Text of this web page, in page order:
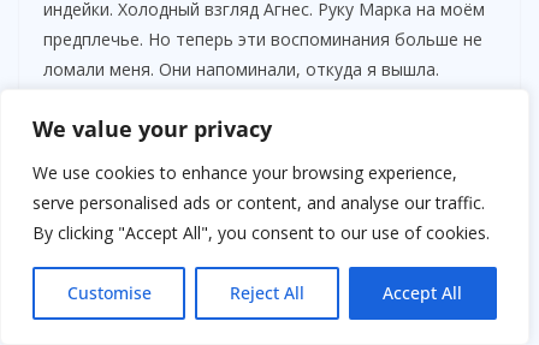
We value your privacy
We use cookies to enhance your browsing experience,
serve personalised ads or content, and analyse our traffic.
By clicking "Accept All", you consent to our use of cookies.
Customise Reject All Accept All
индейки. Холодный взгляд Агнес. Руку Марка на моём
предплечье. Но теперь эти воспоминания больше не
ломали меня. Они напоминали, откуда я вышла.
И каждый новый день становился шагом — не к
История ещё не закончилась. Потому что настоящие
последствия только начинали проявляться.
Прошло три месяца с того рождественского вечера,
но мне иногда казалось, что прошла целая жизнь.